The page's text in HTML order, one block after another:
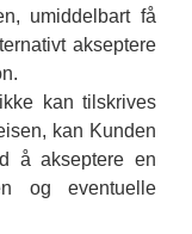
umiddelbart få
akseptere
kan tilskrives
kan Kunden
å akseptere en
og eventuelle